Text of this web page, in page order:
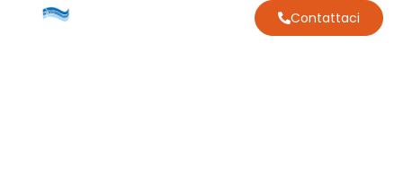
Contattaci